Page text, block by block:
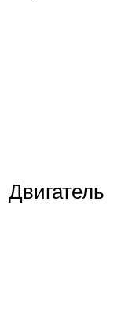
Двигатель